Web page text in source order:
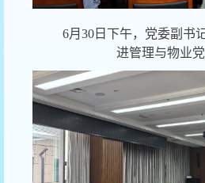
6月30日下午，党委副书
进管理与物业